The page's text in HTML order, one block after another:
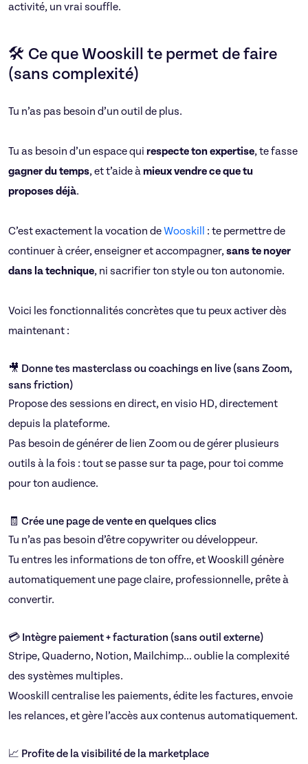
activité, un vrai souffle.
🛠️ Ce que Wooskill te permet de faire
(sans complexité)
Tu n’as pas besoin d’un outil de plus.
Tu as besoin d’un espace qui respecte ton expertise, te fasse
gagner du temps, et t’aide àmieux vendre ce que tu
proposes déjà.
C’est exactement la vocation deWooskill : te permettre de
continuer à créer, enseigner et accompagner,sans te noyer
dans la technique, ni sacrifier ton style ou ton autonomie.
Voici les fonctionnalités concrètes que tu peux activer dès
maintenant :
🎥 Donne tes masterclass ou coachings en live (sans Zoom,
sans friction)
Propose des sessions en direct, en visio HD, directement
depuis la plateforme.
Pas besoin de générer de lien Zoom ou de gérer plusieurs
outils à la fois : tout se passe sur ta page, pour toi comme
pour ton audience.
🧾 Crée une page de vente en quelques clics
Tu n’as pas besoin d’être copywriter ou développeur.
Tu entres les informations de ton offre, et Wooskill génère
automatiquement une page claire, professionnelle, prête à
convertir.
💳 Intègre paiement + facturation (sans outil externe)
Stripe, Quaderno, Notion, Mailchimp… oublie la complexité
des systèmes multiples.
Wooskill centralise les paiements, édite les factures, envoie
les relances, et gère l’accès aux contenus automatiquement.
📈 Profite de la visibilité de la marketplace